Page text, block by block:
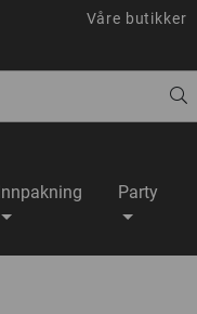
Våre butikker
Party